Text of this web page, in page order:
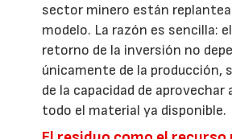
sector minero están
modelo. La razón es sencilla:
retorno de la inversión no
únicamente de la producción,
de la capacidad de aprovechar
todo el material ya disponible.